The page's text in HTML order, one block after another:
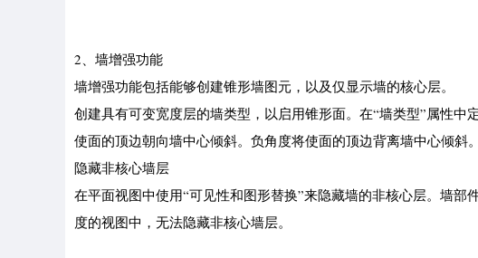
2、墙增强功能
墙增强功能包括能够创建锥形墙图元，以及仅显示墙的核心层。
创建具有可变宽度层的墙类型，以启用锥形面。在“墙类型”属性
使面的顶边朝向墙中心倾斜。负角度将使面的顶边背离墙中心倾斜
隐藏非核心墙层
在平面视图中使用“可见性和图形替换”来隐藏墙的非核心层。墙
度的视图中，无法隐藏非核心墙层。